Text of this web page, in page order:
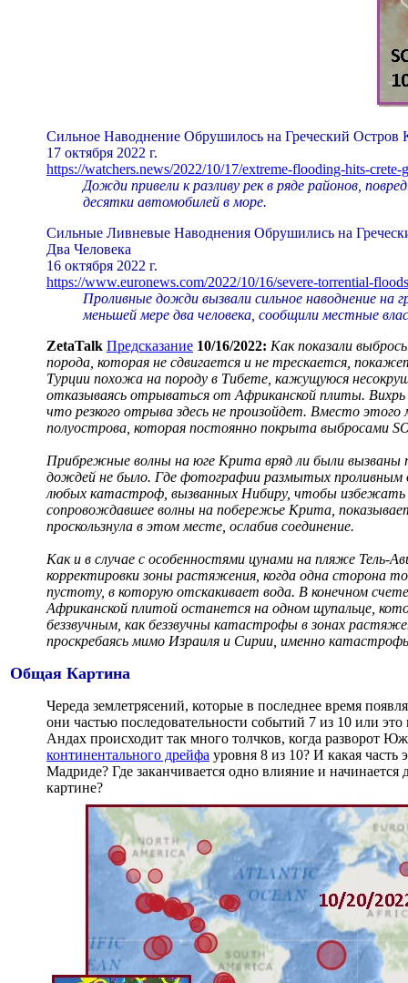
Сильное Наводнение Обрушилось на Греческий Остров
17 октября 2022 г.
https://watchers.news/2022/10/17/extreme-flooding-hits-crete-
Дожди привели к разливу рек в ряде районов,
десятки автомобилей в море.
Сильные Ливневые Наводнения Обрушились на
Два Человека
16 октября 2022 г.
https://www.euronews.com/2022/10/16/severe-torrential-floods
Проливные дожди вызвали сильное наводнение на
меньшей мере два человека, сообщили местные
ZetaTalk Предсказание 10/16/2022: Как показали
порода, которая не сдвигается и не трескается,
Турции похожа на породу в Тибете, кажущуюся
отказываясь отрываться от Африканской плиты.
что резкого отрыва здесь не произойдет. Вместо
полуострова, которая постоянно покрыта выбросами
Прибрежные волны на юге Крита вряд ли были вызваны
дождей не было. Где фотографии размытых
любых катастроф, вызванных Нибиру, чтобы избежать
сопровождавшее волны на побережье Крита,
проскользнула в этом месте, ослабив соединение.
Как и в случае с особенностями цунами на пляже Тель-
корректировки зоны растяжения, когда одна сторона
пустоту, в которую отскакивает вода. В конечном
Африканской плитой останется на одном щупальце,
беззвучным, как беззвучны катастрофы в зонах
проскребаясь мимо Израиля и Сирии, именно
Общая Картина
Череда землетрясений, которые в последнее время
они частью последовательности событий 7 из 10 или
Андах происходит так много толчков, когда
континентального дрейфа уровня 8 из 10? И какая
Мадриде? Где заканчивается одно влияние и
картине?